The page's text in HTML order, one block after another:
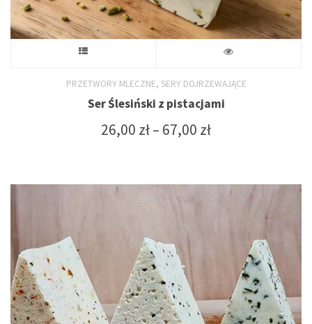
produkt
ma
wiele
wybrać
na
stronie
PRZETWORY MLECZNE, SERY DOJRZEWAJĄCE
Ser Ślesiński z pistacjami
26,00 zł– 67,00 złZakres
67,00 zł